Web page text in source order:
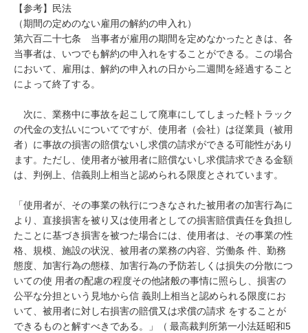
【参考】民法
（期間の定めのない雇用の解約の申入れ）
第六百二十七条　当事者が雇用の期間を定めなかったときは、各
当事者は、いつでも解約の申入れをすることができる。この場合
において、雇用は、解約の申入れの日から二週間を経過すること
によって終了する。
次に、業務中に事故を起こして廃車にしてしまった軽トラック
の代金の支払いについてですが、使用者（会社）は従業員（被用
者）に事故の損害の賠償ないし求償の請求ができる可能性があり
ます。ただし、使用者が被用者に賠償ないし求償請求できる金額
は、判例上、信義則上相当と認められる限度とされています。
「使用者が、その事業の執行につきなされた被用者の加害行為に
より、直接損害を被り又は使用者としての損害賠償責任を負担し
たことに基づき損害を被つた場合には、使用者は、その事業の性
格、規模、施設の状況、被用者の業務の内容、労働条 件、勤務
態度、加害行為の態様、加害行為の予防若しくは損失の分散につ
いての使 用者の配慮の程度その他諸般の事情に照らし、損害の
公平な分担という見地から信 義則上相当と認められる限度にお
いて、被用者に対し右損害の賠償又は求償の請求 をすることが
できるものと解すべきである。」（ 最高裁判所第一小法廷昭和5